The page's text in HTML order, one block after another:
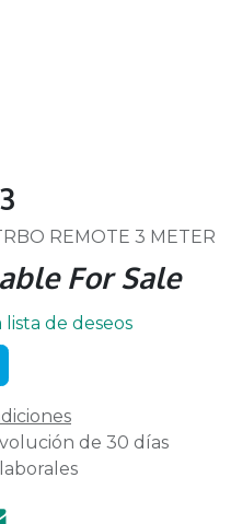
REMOTE 3 METER
For Sale
de deseos
de 30 días